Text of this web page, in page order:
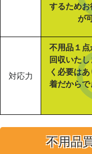
するため
が
対応力
不用品１点
回収いた
く必要は
着だから
不用品